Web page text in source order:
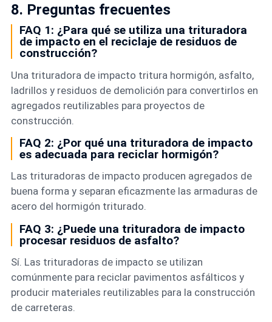
8. Preguntas frecuentes
FAQ 1: ¿Para qué se utiliza una trituradora
de impacto en el reciclaje de residuos de
construcción?
Una trituradora de impacto tritura hormigón, asfalto,
ladrillos y residuos de demolición para convertirlos en
agregados reutilizables para proyectos de
construcción.
FAQ 2: ¿Por qué una trituradora de impacto
es adecuada para reciclar hormigón?
Las trituradoras de impacto producen agregados de
buena forma y separan eficazmente las armaduras de
acero del hormigón triturado.
FAQ 3: ¿Puede una trituradora de impacto
procesar residuos de asfalto?
Sí. Las trituradoras de impacto se utilizan
comúnmente para reciclar pavimentos asfálticos y
producir materiales reutilizables para la construcción
de carreteras.